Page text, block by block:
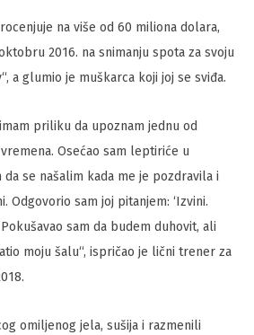
na više od 60 miliona dolara,
2016. na snimanju spota za svoju
a glumio je muškarca koji joj se sviđa.
priliku da upoznam jednu od
Osećao sam leptiriće u
da se našalim kada me je pozdravila i
Odgovorio sam joj pitanjem: ‘Izvini.
sam da budem duhovit, ali
moju šalu“, ispričao je lični trener za
omiljenog jela, sušija i razmenili